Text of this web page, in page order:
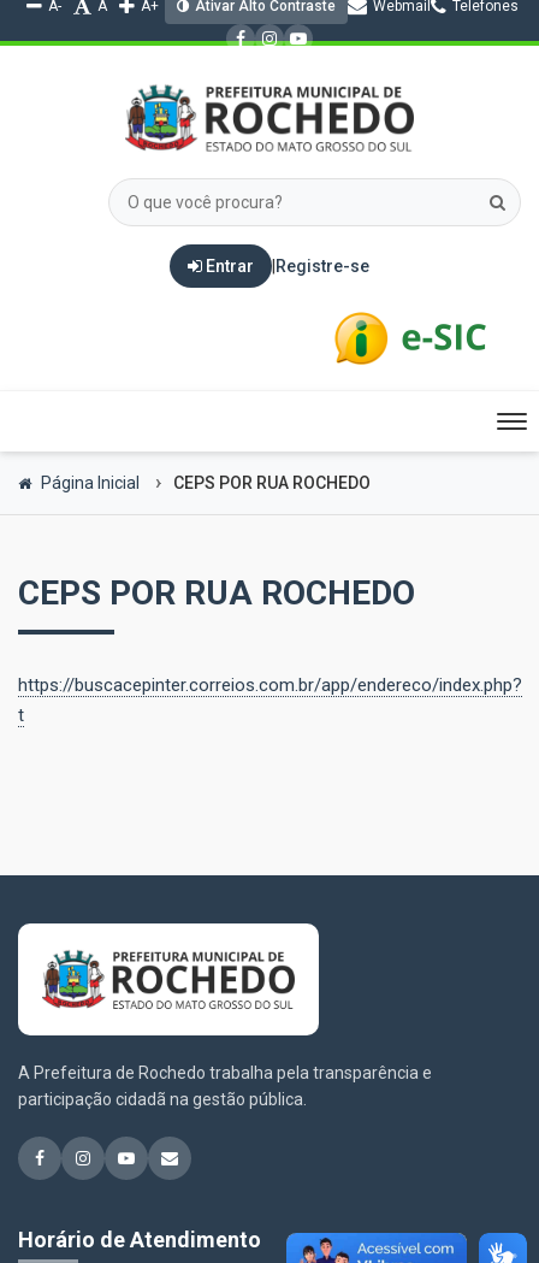
A- A A+ Ativar Alto Contraste Webmail Telefones
Entrar Registre-se
Página Inicial
CEPS POR RUA ROCHEDO
CEPS POR RUA ROCHEDO
https://buscacepinter.correios.com.br/app/endereco/index.php?
t
A Prefeitura de Rochedo trabalha pela transparência e
participação cidadã na gestão pública.
Horário de Atendimento